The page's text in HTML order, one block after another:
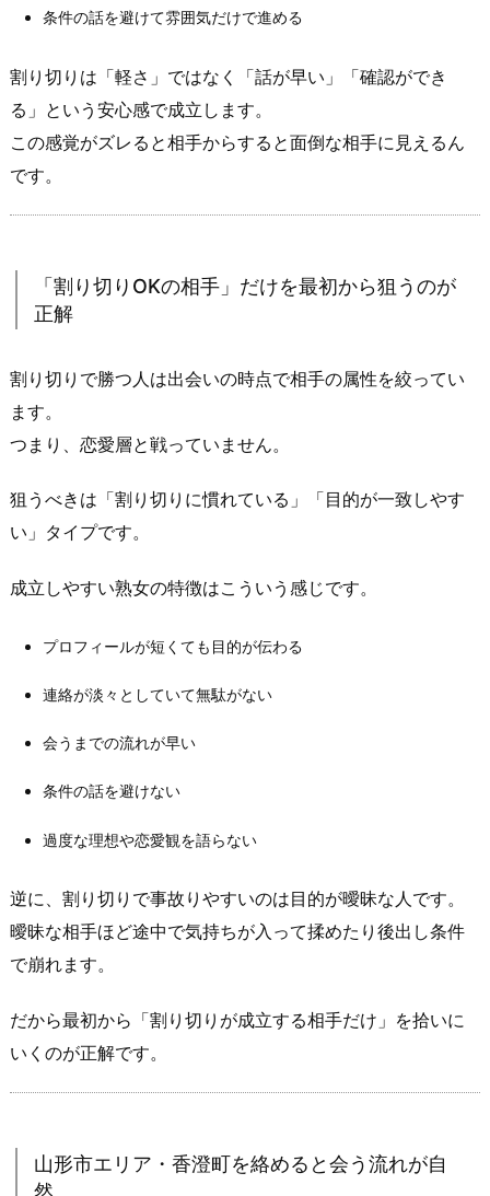
る
詰
1.
愛
の
ノ
で
く
噛
み
わ
に
わ
る
1.
「割
切
り
O
の
だ
を
条件の話を避けて雰囲気だけで進める
割り切りは「軽さ」ではなく「話が早い」「確認ができ
る」という安心感で成立します。
この感覚がズレると相手からすると面倒な相手に見えるん
です。
「割り切りOKの相手」だけを最初から狙うのが
正解
割り切りで勝つ人は出会いの時点で相手の属性を絞ってい
ます。
つまり、恋愛層と戦っていません。
狙うべきは「割り切りに慣れている」「目的が一致しやす
い」タイプです。
成立しやすい熟女の特徴はこういう感じです。
プロフィールが短くても目的が伝わる
連絡が淡々としていて無駄がない
会うまでの流れが早い
条件の話を避けない
過度な理想や恋愛観を語らない
逆に、割り切りで事故りやすいのは目的が曖昧な人です。
曖昧な相手ほど途中で気持ちが入って揉めたり後出し条件
で崩れます。
だから最初から「割り切りが成立する相手だけ」を拾いに
いくのが正解です。
山形市エリア・香澄町を絡めると会う流れが自
然